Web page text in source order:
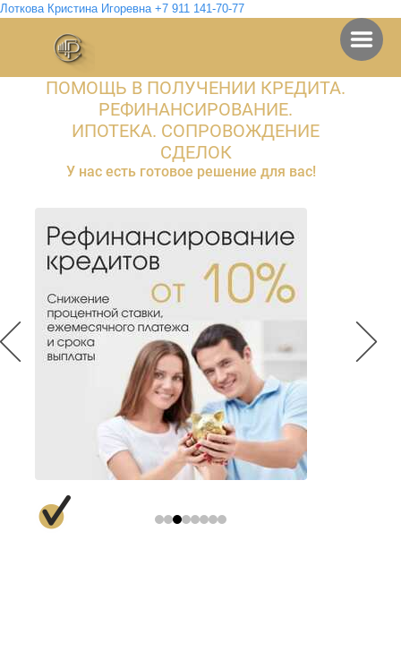
Лоткова Кристина Игоревна +7 911 141-70-77
ГОТОВЫЕ РЕШЕНИЯ
Консалтинговое бюро
ПОМОЩЬ В ПОЛУЧЕНИИ КРЕДИТА.
РЕФИНАНСИРОВАНИЕ.
ИПОТЕКА. СОПРОВОЖДЕНИЕ
СДЕЛОК
У нас есть готовое решение для вас!